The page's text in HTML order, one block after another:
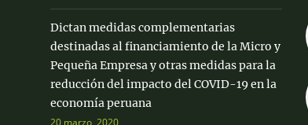
Dictan medidas complementarias
destinadas al financiamiento de la Micro y
Pequeña Empresa y otras medidas para la
reducción del impacto del COVID-19 en la
economía peruana